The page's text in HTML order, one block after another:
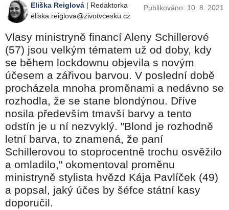
Eliška Reiglová | Redaktorka
eliska.reiglova@zivotvcesku.cz
Publikováno: 10. 8. 2021
Vlasy ministryně financí Aleny Schillerové
(57) jsou velkým tématem už od doby, kdy
se během lockdownu objevila s novým
účesem a zářivou barvou. V poslední době
procházela mnoha proměnami a nedávno se
rozhodla, že se stane blondýnou. Dříve
nosila především tmavší barvy a tento
odstín je u ní nezvyklý. "Blond je rozhodně
letní barva, to znamená, že paní
Schillerovou to stoprocentně trochu osvěžilo
a omladilo," okomentoval proměnu
ministryně stylista hvězd Kája Pavlíček (49)
a popsal, jaký účes by šéfce státní kasy
doporučil.